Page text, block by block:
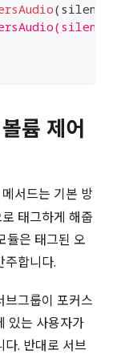
( silent
륨 제어
메서드는 기본 방
태그하게 해줍
듈은 태그된 오
주합니다.
브그룹이 포커스
있는 사용자가
. 반대로 서브